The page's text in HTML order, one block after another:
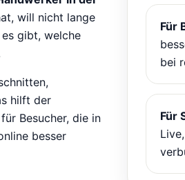
will nicht lange
es gibt, welche
hilft der
Besucher, die in
besser
Für
bei
Für